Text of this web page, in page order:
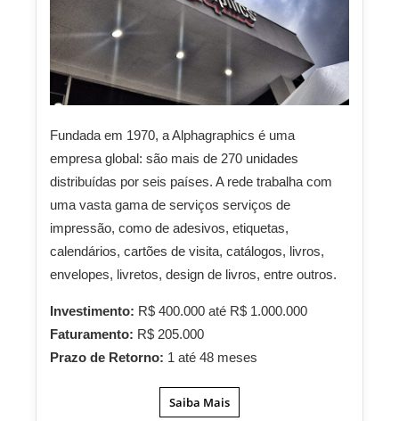
Fundada em 1970, a Alphagraphics é uma
empresa global: são mais de 270 unidades
distribuídas por seis países. A rede trabalha com
uma vasta gama de serviços serviços de
impressão, como de adesivos, etiquetas,
calendários, cartões de visita, catálogos, livros,
envelopes, livretos, design de livros, entre outros.
Investimento: R$ 400.000 até R$ 1.000.000
Faturamento: R$ 205.000
Prazo de Retorno: 1 até 48 meses
Saiba Mais